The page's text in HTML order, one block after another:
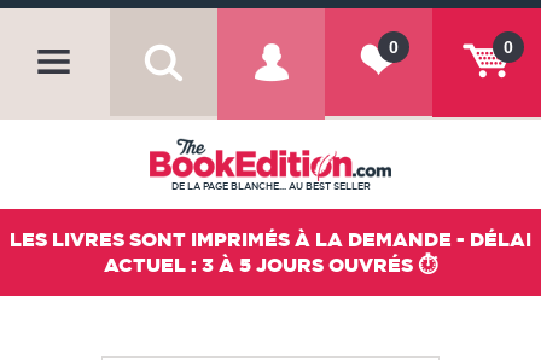
0
0
DE LA PAGE BLANCHE... AU BEST SELLER
LES LIVRES SONT IMPRIMÉS À LA DEMANDE - DÉLAI
ACTUEL : 3 À 5 JOURS OUVRÉS ⏱️